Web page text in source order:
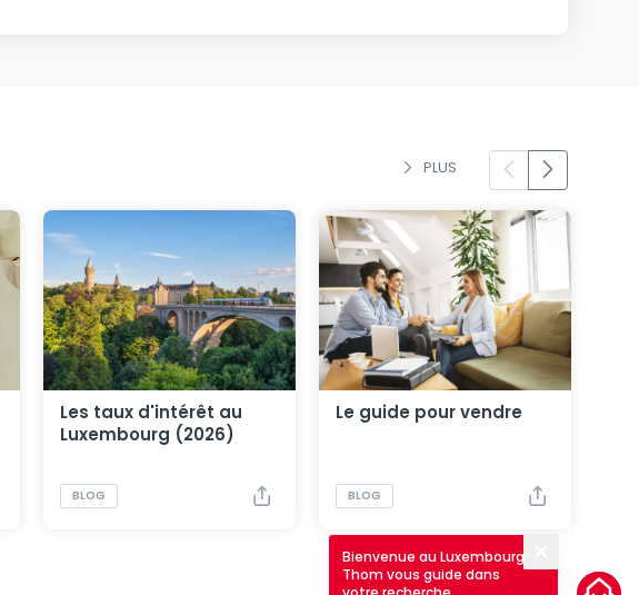
PLUS
Les taux d'intérêt au
Luxembourg (2026)
BLOG
Le guide pour vendre
BLOG
Bienvenue au Luxembourg !
Thom vous guide dans